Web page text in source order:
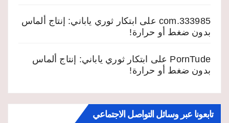
333985.com على ابتكار ثوري ياباني: إنتاج ألماس
بدون ضغط أو حرارة!
PornTude على
ابتكار ثوري ياباني: إنتاج ألماس
بدون ضغط أو حرارة!
تابعونا عبر وسائل التواصل الاجتماعي